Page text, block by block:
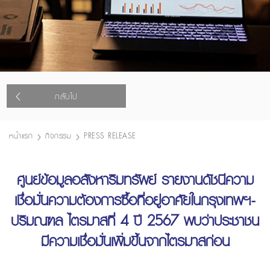
กลับไป
หน้าแรก กิจกรรม PRESS RELEASE
ศูนย์ข้อมูลอสังหาริมทรัพย์ รายงานดัชนีความ
เชื่อมั่นความต้องการซื้อที่อยู่อาศัยในกรุงเทพฯ-
ปริมณฑล ไตรมาสที่ 4 ปี 2567 พบว่าประชาชน
มีความเชื่อมั่นเพิ่มขึ้นจากไตรมาสก่อน